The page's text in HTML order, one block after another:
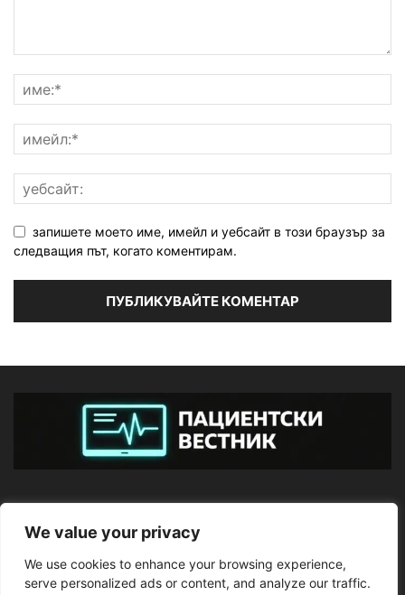
We value your privacy
We use cookies to enhance your browsing experience,
serve personalized ads or content, and analyze our traffic.
запишете моето име, имейл и уебсайт в този браузър за
следващия път, когато коментирам.
ПОСЛЕДВАЙТЕ НИ